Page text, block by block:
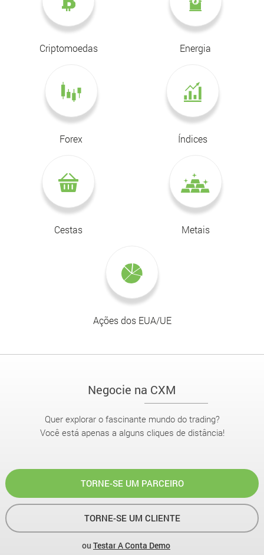
Criptomoedas Energia
Forex Índices
Cestas Metais
Ações dos EUA/UE
Negocie na CXM
Quer explorar o fascinante mundo do trading?
Você está apenas a alguns cliques de distância!
TORNE-SE UM PARCEIRO
TORNE-SE UM CLIENTE
ou Testar A Conta Demo